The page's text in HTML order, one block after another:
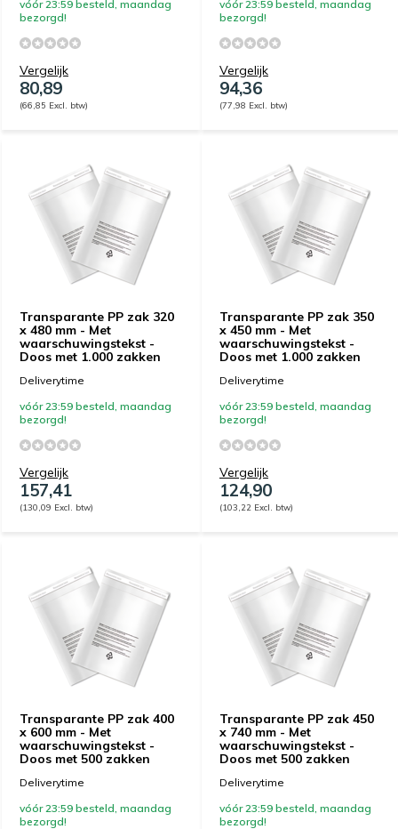
vóór 23:59 besteld, maandag
bezorgd!
Vergelijk
80,89
(66,85 Excl. btw)
vóór 23:59 besteld, maandag
bezorgd!
Vergelijk
94,36
(77,98 Excl. btw)
Transparante PP zak 320
x 480 mm - Met
waarschuwingstekst -
Doos met 1.000 zakken
Deliverytime
vóór 23:59 besteld, maandag
bezorgd!
Vergelijk
157,41
(130,09 Excl. btw)
Transparante PP zak 350
x 450 mm - Met
waarschuwingstekst -
Doos met 1.000 zakken
Deliverytime
vóór 23:59 besteld, maandag
bezorgd!
Vergelijk
124,90
(103,22 Excl. btw)
Transparante PP zak 400
x 600 mm - Met
waarschuwingstekst -
Doos met 500 zakken
Deliverytime
vóór 23:59 besteld, maandag
bezorgd!
Transparante PP zak 450
x 740 mm - Met
waarschuwingstekst -
Doos met 500 zakken
Deliverytime
vóór 23:59 besteld, maandag
bezorgd!